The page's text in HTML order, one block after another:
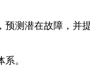
测潜在故障，并
。